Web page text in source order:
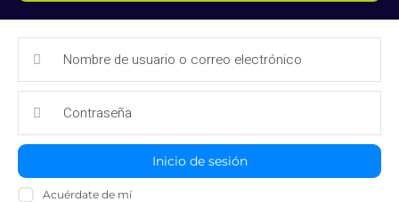
Inicio de sesión
Acuérdate de mí